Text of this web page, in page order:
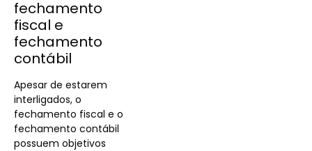
fechamento
fiscal e
fechamento
contábil
Apesar de estarem
interligados, o
fechamento fiscal e o
fechamento contábil
possuem objetivos